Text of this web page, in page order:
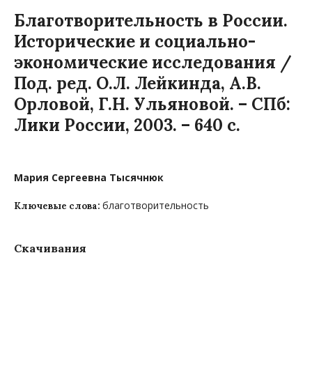
Благотворительность в России.
Исторические и социально-
экономические исследования /
Под. ред. О.Л. Лейкинда, А.В.
Орловой, Г.Н. Ульяновой. – СПб:
Лики России, 2003. – 640 с.
Мария Сергеевна Тысячнюк
Ключевые слова: благотворительность
Скачивания